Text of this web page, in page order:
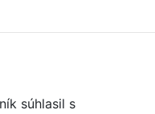
súhlasil s